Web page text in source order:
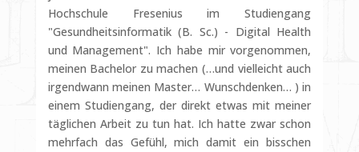
Hochschule Fresenius im Studiengang
"Gesundheitsinformatik (B. Sc.) - Digital Health
und Management". Ich habe mir vorgenommen,
meinen Bachelor zu machen (…und vielleicht auch
irgendwann meinen Master… Wunschdenken… ) in
einem Studiengang, der direkt etwas mit meiner
täglichen Arbeit zu tun hat. Ich hatte zwar schon
mehrfach das Gefühl, mich damit ein bisschen